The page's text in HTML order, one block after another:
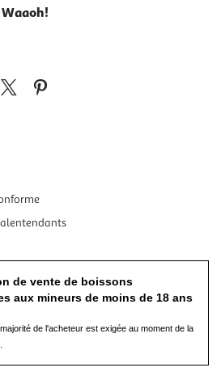
de vente de boissons
aux mineurs de moins de 18 ans
de l'acheteur est exigée au moment de la